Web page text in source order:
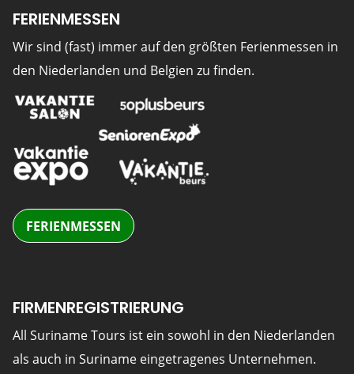
FERIENMESSEN
Wir sind (fast) immer auf den größten Ferienmessen in
den Niederlanden und Belgien zu finden.
FERIENMESSEN
FIRMENREGISTRIERUNG
All Suriname Tours ist ein sowohl in den Niederlanden
als auch in Suriname eingetragenes Unternehmen.